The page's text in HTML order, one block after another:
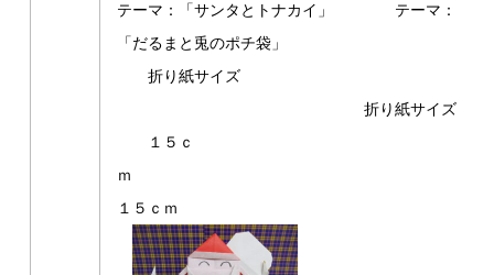
テーマ：「サンタとトナカイ」 テーマ：
「だるまと兎のポチ袋」
折り紙サイズ
折り紙サイズ
１５ｃ
ｍ
１５ｃｍ